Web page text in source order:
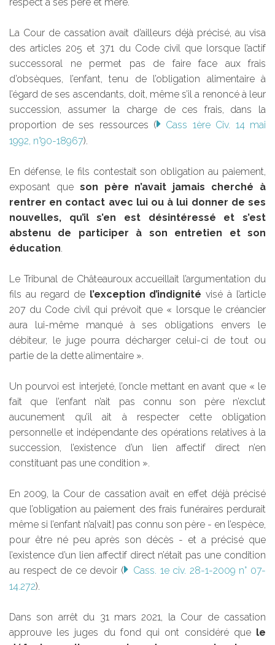
La Cour de cassation avait d’ailleurs déjà précisé, au visa
des articles 205 et 371 du Code civil que lorsque l’actif
successoral ne permet pas de faire face aux frais
d’obsèques, l’enfant, tenu de l’obligation alimentaire à
l’égard de ses ascendants, doit, même s’il a renoncé à leur
succession, assumer la charge de ces frais, dans la
proportion de ses ressources (
Cass 1ère Civ. 14 mai
1992, n°90-18967).
En défense, le fils contestait son obligation au paiement,
exposant que son père n’avait jamais cherché à
rentrer en contact avec lui ou à lui donner de ses
nouvelles, qu’il s’en est désintéressé et s’est
abstenu de participer à son entretien et son
éducation.
Le Tribunal de Châteauroux accueillait l’argumentation du
fils au regard de l’exception d’indignitévisé à l’article
207 du Code civil qui prévoit que « lorsque le créancier
aura lui-même manqué à ses obligations envers le
débiteur, le juge pourra décharger celui-ci de tout ou
partie de la dette alimentaire ».
Un pourvoi est interjeté, l’oncle mettant en avant que « le
fait que l’enfant n’ait pas connu son père n’exclut
aucunement qu’il ait à respecter cette obligation
personnelle et indépendante des opérations relatives à la
succession, l’existence d’un lien affectif direct n’en
constituant pas une condition ».
En 2009, la Cour de cassation avait en effet déjà précisé
que l’obligation au paiement des frais funéraires perdurait
même si l’enfant n’a[vait] pas connu son père - en l’espèce,
pour être né peu après son décès - et a précisé que
l’existence d’un lien affectif direct n’était pas une condition
au respect de ce devoir (
Cass. 1e civ. 28-1-2009 n° 07-
14.272).
Dans son arrêt du 31 mars 2021, la Cour de cassation
approuve les juges du fond qui ont considéré que le